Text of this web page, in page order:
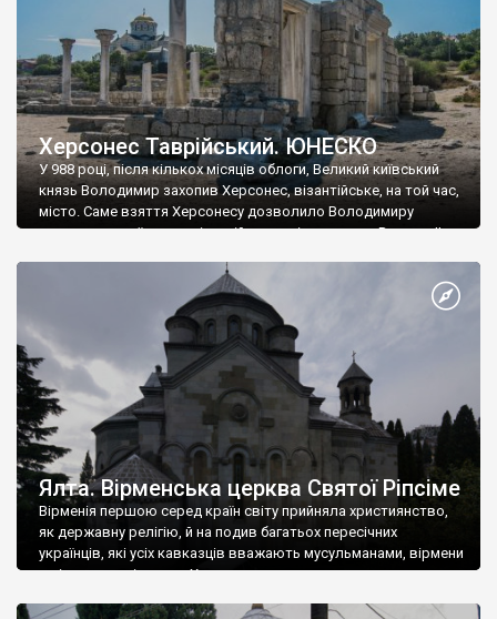
Херсонес Таврійський. ЮНЕСКО
У 988 році, після кількох місяців облоги, Великий київський
князь Володимир захопив Херсонес, візантійське, на той час,
місто. Саме взяття Херсонесу дозволило Володимиру
диктувати свої умови візантійському імператору Василю ІІ, та
Херсонесі Володимир-язичник, став Василем-християнином.
А потім було Хрещення Русі. На честь Херсонесу Таврійського
Ялта. Вірменська церква Святої Ріпсіме
Вірменія першою серед країн світу прийняла християнство,
як державну релігію, й на подив багатьох пересічних
українців, які усіх кавказців вважають мусульманами, вірмени
є відданими вірянами Христа